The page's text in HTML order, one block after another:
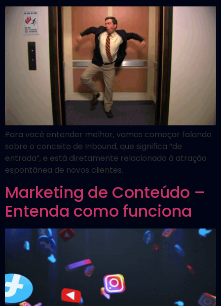
Para você entender melhor, vamos começar falando
sobre o conceito de Inbound, que significa “de
entrada”, e está diretamente relacionado à atração
espontânea de novos clientes.
Marketing de Conteúdo –
Entenda como funciona